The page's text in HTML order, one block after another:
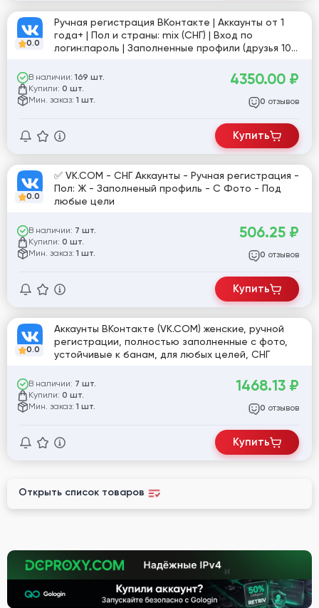
0.0
Ручная регистрация ВКонтакте | Аккаунты от 1
года+ | Пол и страны: mix (СНГ) | Вход по
логин:пароль | Заполненные профили (друзья 10+,
В наличии: 169 шт.
Купили: 0 шт.
Мин. заказ: 1 шт.
4350.00 ₽
0 отзывов
Купить
0.0
✅ VK.COM - СНГ Аккаунты - Ручная регистрация -
Пол: Ж - Заполненый профиль - С Фото - Под
любые цели
В наличии: 7 шт.
Купили: 0 шт.
Мин. заказ: 1 шт.
506.25 ₽
0 отзывов
Купить
0.0
Аккаунты ВКонтакте (VK.COM) женские, ручной
регистрации, полностью заполненные с фото,
устойчивые к банам, для любых целей, СНГ
В наличии: 7 шт.
Купили: 0 шт.
Мин. заказ: 1 шт.
1468.13 ₽
0 отзывов
Купить
Открыть список товаров